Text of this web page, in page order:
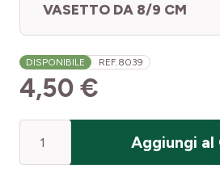
VASETTO DA 8/9 CM
DISPONIBILE REF.8039
4,50 €
Aggiungi